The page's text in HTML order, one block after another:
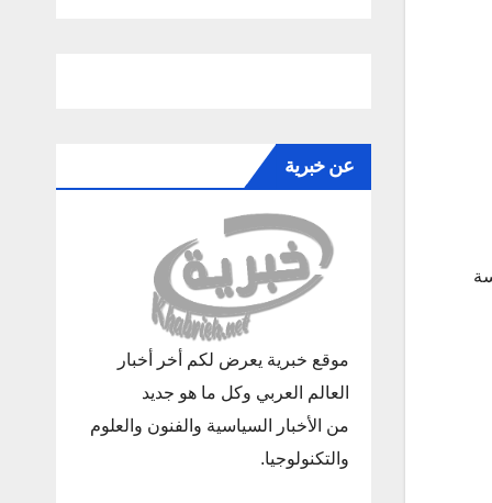
عن خبرية
موقع خبرية يعرض لكم أخر أخبار
العالم العربي وكل ما هو جديد
من الأخبار السياسية والفنون والعلوم
والتكنولوجيا.